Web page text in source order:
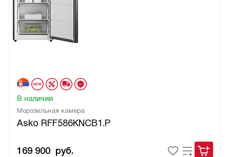
Морозильная камера
Asko RFF586KNCB1.P
В наличии
169 900 руб.